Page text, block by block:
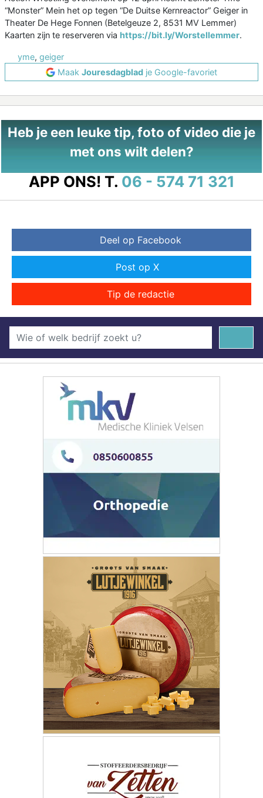
“Monster” Mein het op tegen “De Duitse Kernreactor” Geiger in
Theater De Hege Fonnen (Betelgeuze 2, 8531 MV Lemmer)
Kaarten zijn te reserveren via https://bit.ly/Worstellemmer.
yme, geiger
Maak Jouresdagblad je Google-favoriet
Heb je een leuke tip, foto of video die je
met ons wilt delen?
APP ONS! T. 06 - 574 71 321
Deel op Facebook
Post op X
Tip de redactie